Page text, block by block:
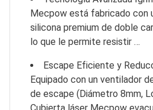
Mecpow está fabricado con
silicona premium de doble
lo que le permite resistir …
Escape Eficiente y
Equipado con un ventilador
de escape (Diámetro 8mm,